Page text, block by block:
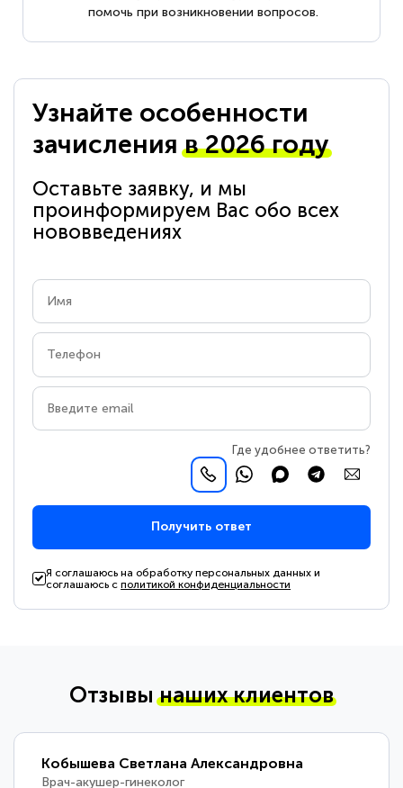
помочь при возникновении вопросов.
Узнайте особенности
зачисленияв 2026 году
Оставьте заявку, и мы
проинформируем Вас обо всех
нововведениях
Где удобнее ответить?
Получить ответ
Я соглашаюсь на обработку персональных данных и
соглашаюсь сполитикой конфиденциальности
Отзывынаших клиентов
Кобышева Светлана Александровна
Врач-акушер-гинеколог